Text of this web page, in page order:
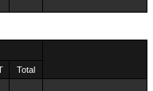
Total